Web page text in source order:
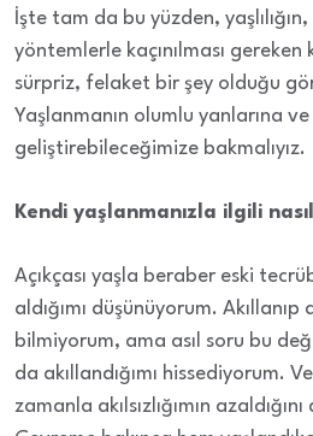
İşte tam da bu yüzden,
yöntemlerle kaçınılması
sürpriz, felaket bir şey olduğu
Yaşlanmanın olumlu yanlarına ve
geliştirebileceğimize bakmalıyız.
Kendi yaşlanmanızla ilgili
Açıkçası yaşla beraber eski
aldığımı düşünüyorum. Akıllanıp
bilmiyorum, ama asıl soru bu
da akıllandığımı hissediyorum.
zamanla akılsızlığımın